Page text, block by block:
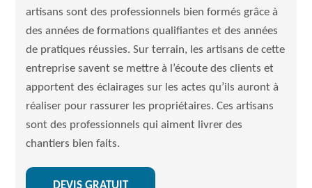
artisans sont des professionnels bien formés grâce à
des années de formations qualifiantes et des années
de pratiques réussies. Sur terrain, les artisans de cette
entreprise savent se mettre à l’écoute des clients et
apportent des éclairages sur les actes qu’ils auront à
réaliser pour rassurer les propriétaires. Ces artisans
sont des professionnels qui aiment livrer des
chantiers bien faits.
DEVIS GRATUIT